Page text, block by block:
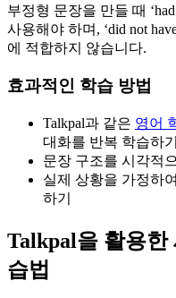
부정형 문장을 만들 때 ‘had
사용해야 하며, ‘did not
에 적합하지 않습니다.
효과적인 학습 방법
Talkpal과 같은 영어
대화를 반복 학습하기
문장 구조를 시각적
실제 상황을 가정하
하기
Talkpal을 활용한
습법